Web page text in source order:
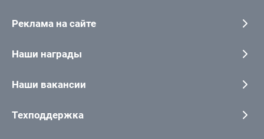
Реклама на сайте
Наши награды
Наши вакансии
Техподдержка